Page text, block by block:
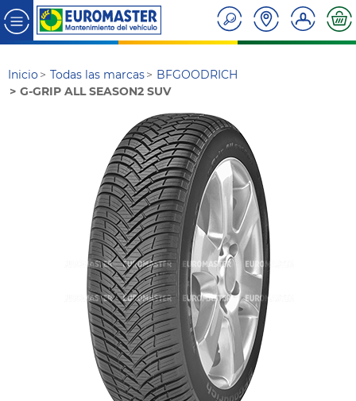
Inicio Todas las marcas
BFGOODRICH
G-GRIP ALL SEASON2 SUV